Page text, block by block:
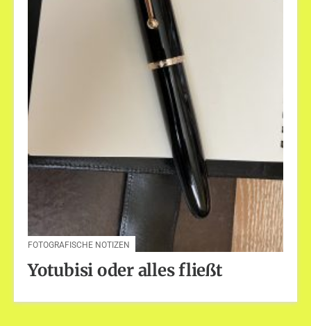
FOTOGRAFISCHE NOTIZEN
Yotubisi oder alles fließt